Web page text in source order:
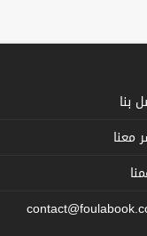
بنا
معنا